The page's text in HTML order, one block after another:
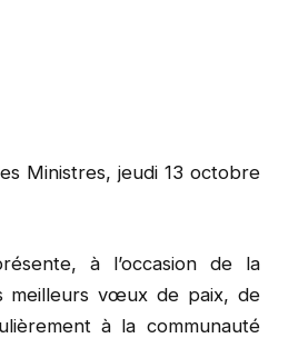
Ministres, jeudi 13 octobre
à l’occasion de la
meilleurs vœux de paix, de
à la communauté